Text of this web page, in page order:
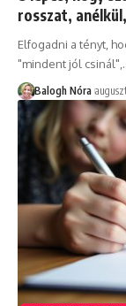
rosszat,
Elfogadni a tényt,
"mindent jól csinál",
Balogh Nóra